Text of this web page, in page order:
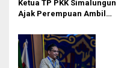
Ketua TP PKK Simalungun
Ajak Perempuan Ambil
Pembangunan